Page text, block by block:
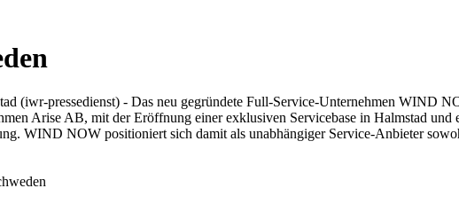
(iwr-pressedienst) - Das neu gegründete Full-Service-Unternehmen WIND
Arise AB, mit der Eröffnung einer exklusiven Servicebase in Halmstad
WIND NOW positioniert sich damit als unabhängiger Service-Anbieter